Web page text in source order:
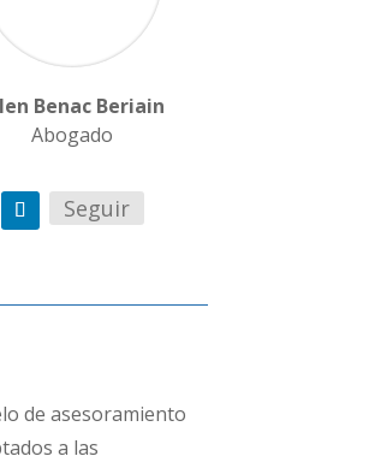
Benac Beriain
Abogado
Seguir
de asesoramiento
a las